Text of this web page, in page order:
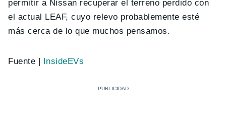
permitir a Nissan recuperar el terreno perdido con
el actual LEAF, cuyo relevo probablemente esté
más cerca de lo que muchos pensamos.
Fuente | InsideEVs